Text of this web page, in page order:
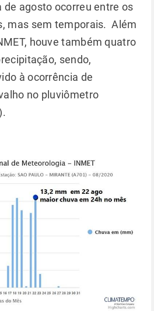
de agosto ocorreu entre os
mas sem temporais. Além
houve também quatro
sendo,
à ocorrência de
no pluviômetro